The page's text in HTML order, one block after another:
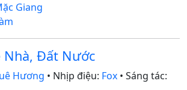
Giang
Nhà, Đất Nước
Hương • Nhịp điệu: Fox • Sáng tác: